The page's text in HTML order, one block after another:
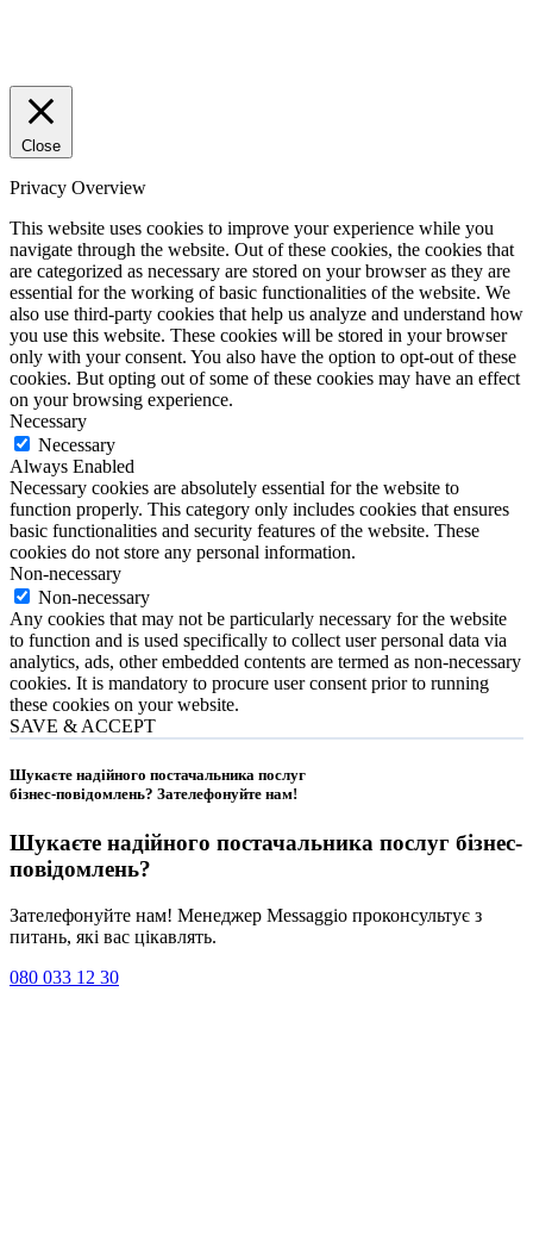
Close
Privacy Overview
This website uses cookies to improve your experience while you
navigate through the website. Out of these cookies, the cookies that
are categorized as necessary are stored on your browser as they are
essential for the working of basic functionalities of the website. We
also use third-party cookies that help us analyze and understand how
you use this website. These cookies will be stored in your browser
only with your consent. You also have the option to opt-out of these
cookies. But opting out of some of these cookies may have an effect
on your browsing experience.
Necessary
Necessary
Always Enabled
Necessary cookies are absolutely essential for the website to
function properly. This category only includes cookies that ensures
basic functionalities and security features of the website. These
cookies do not store any personal information.
Non-necessary
Non-necessary
Any cookies that may not be particularly necessary for the website
to function and is used specifically to collect user personal data via
analytics, ads, other embedded contents are termed as non-necessary
cookies. It is mandatory to procure user consent prior to running
these cookies on your website.
SAVE & ACCEPT
Шукаєте надійного постачальника послуг
бізнес-повідомлень? Зателефонуйте нам!
Шукаєте надійного постачальника послуг бізнес-
повідомлень?
Зателефонуйте нам! Менеджер Messaggio проконсультує з
питань, які вас цікавлять.
080 033 12 30